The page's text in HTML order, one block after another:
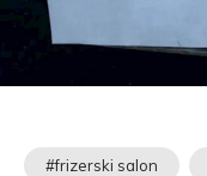
#frizerski salon